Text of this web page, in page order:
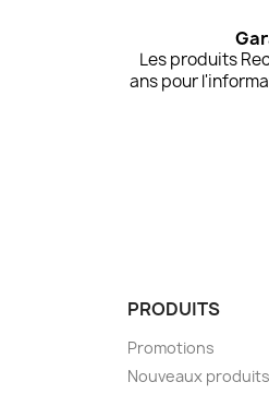
Les produits
ans pour
PRODUITS
Promotions
Nouveaux produits